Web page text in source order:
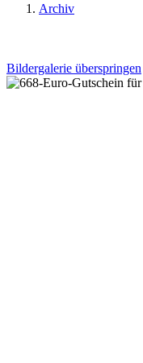
Archiv
Bildergalerie überspringen